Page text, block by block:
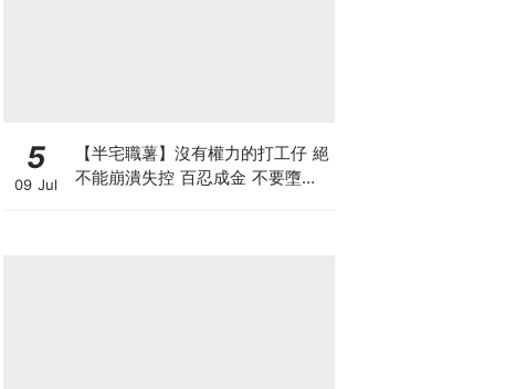
5
09 Jul
【半宅職薯】沒有權力的打工仔 絕
不能崩潰失控 百忍成金 不要墮入